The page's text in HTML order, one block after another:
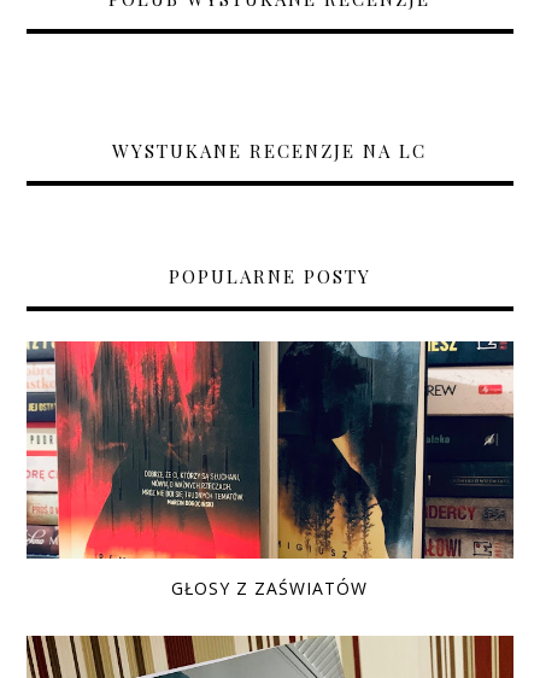
WYSTUKANE RECENZJE NA LC
POPULARNE POSTY
GŁOSY Z ZAŚWIATÓW